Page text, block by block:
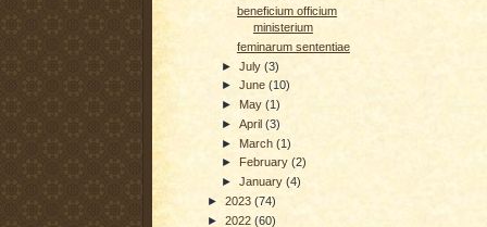
beneficium officium
ministerium
feminarum sententiae
►July(3)
►June(10)
►May(1)
►April(3)
► March(1)
►
February(2)
►January(4)
► 2023 (74)
► 2022 (60)